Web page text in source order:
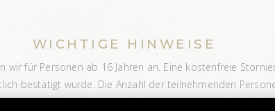
WICHTIGE HINWEISE
für Personen ab 16 Jahren an. Eine kostenfreie
bestätigt wurde. Die Anzahl der teilnehmenden
Peters, E-Mail: Besucherzentrum.Muenchen@ab-